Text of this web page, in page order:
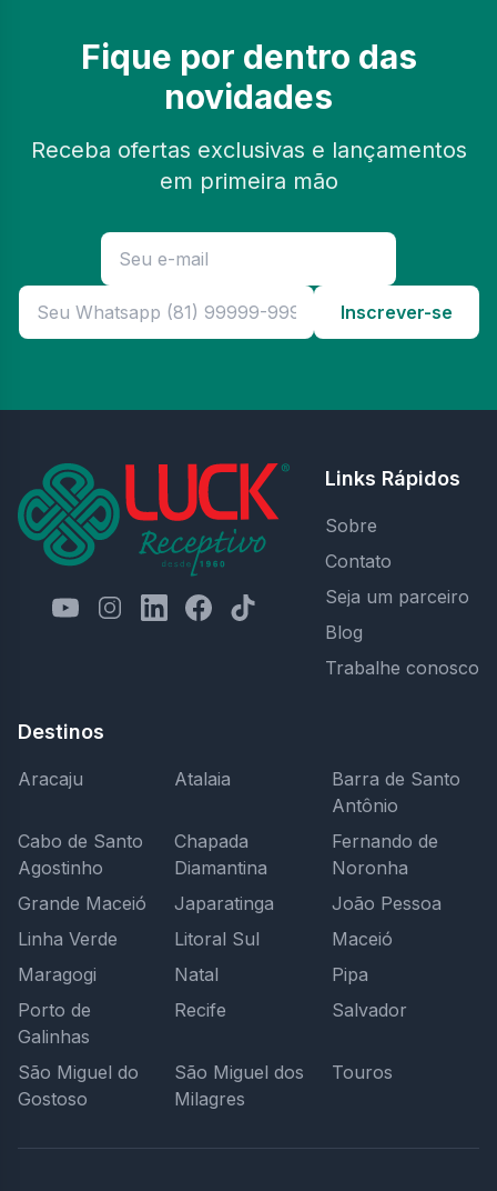
Fique por dentro das
novidades
Receba ofertas exclusivas e lançamentos
em primeira mão
Inscrever-se
Links Rápidos
Sobre
Contato
Seja um parceiro
Blog
Trabalhe conosco
Destinos
Aracaju Atalaia
Barra de Santo
Antônio
Cabo de Santo
Agostinho
Chapada
Diamantina
Fernando de
Noronha
Grande Maceió
Japaratinga
João Pessoa
Linha Verde
Litoral Sul
Maceió
Maragogi
Natal
Pipa
Porto de
Galinhas
Recife Salvador
São Miguel do
Gostoso
São Miguel dos
Milagres
Touros